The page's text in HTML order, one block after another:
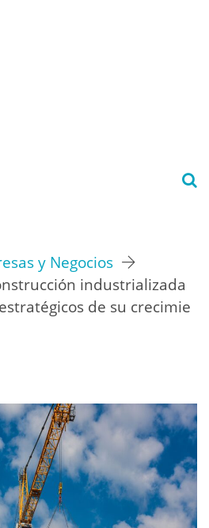
y Negocios
industrializada
de su crecimie